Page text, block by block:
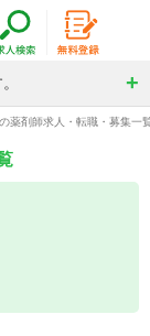
薬剤師求人・転職・募集一